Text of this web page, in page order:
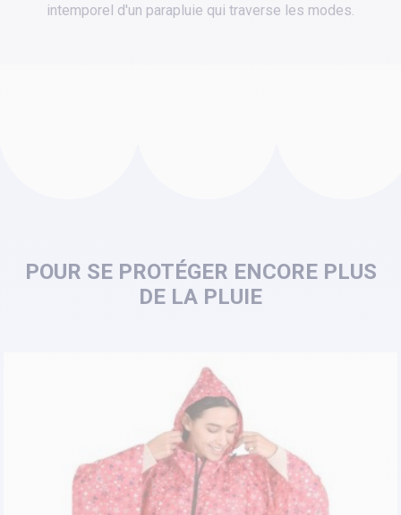
intemporel d'un parapluie qui traverse les modes.
POUR SE PROTÉGER ENCORE PLUS
DE LA PLUIE